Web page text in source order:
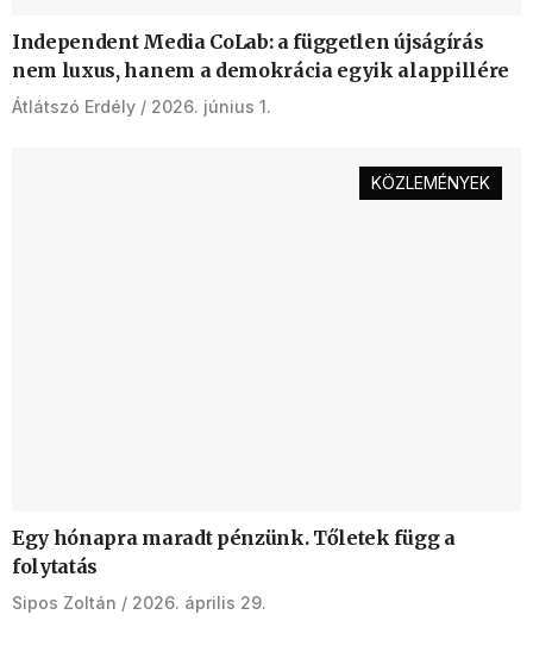
Independent Media CoLab: a független újságírás
nem luxus, hanem a demokrácia egyik alappillére
Átlátszó Erdély 2026. június 1.
KÖZLEMÉNYEK
Egy hónapra maradt pénzünk. Tőletek függ a
folytatás
Sipos Zoltán 2026. április 29.